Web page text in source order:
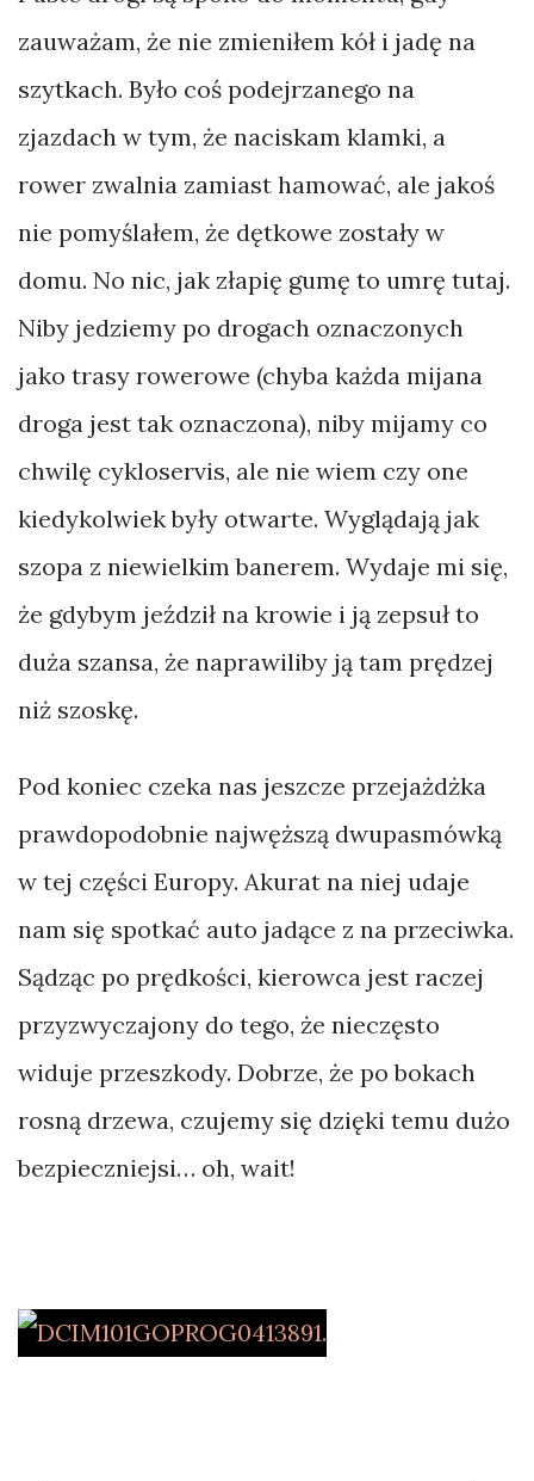
zauważam, że nie zmieniłem kół i jadę na
szytkach. Było coś podejrzanego na
zjazdach w tym, że naciskam klamki, a
rower zwalnia zamiast hamować, ale jakoś
nie pomyślałem, że dętkowe zostały w
domu. No nic, jak złapię gumę to umrę tutaj.
Niby jedziemy po drogach oznaczonych
jako trasy rowerowe (chyba każda mijana
droga jest tak oznaczona), niby mijamy co
chwilę cykloservis, ale nie wiem czy one
kiedykolwiek były otwarte. Wyglądają jak
szopa z niewielkim banerem. Wydaje mi się,
że gdybym jeździł na krowie i ją zepsuł to
duża szansa, że naprawiliby ją tam prędzej
niż szoskę.
Pod koniec czeka nas jeszcze przejażdżka
prawdopodobnie najwęższą dwupasmówką
w tej części Europy. Akurat na niej udaje
nam się spotkać auto jadące z na przeciwka.
Sądząc po prędkości, kierowca jest raczej
przyzwyczajony do tego, że nieczęsto
widuje przeszkody. Dobrze, że po bokach
rosną drzewa, czujemy się dzięki temu dużo
bezpieczniejsi… oh, wait!